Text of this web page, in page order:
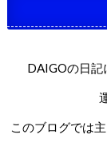
DAIGOの日記
このブログでは